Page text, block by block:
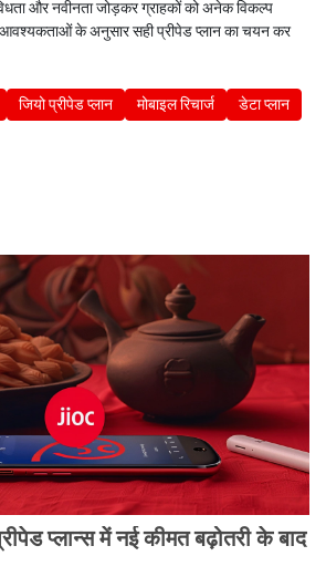
और नवीनता जोड़कर ग्राहकों को अनेक विकल्प
आवश्यकताओं के अनुसार सही प्रीपेड प्लान का चयन कर
जियो प्रीपेड प्लान मोबाइल रिचार्ज डेटा प्लान
प्लान्स में नई कीमत बढ़ोतरी के बाद